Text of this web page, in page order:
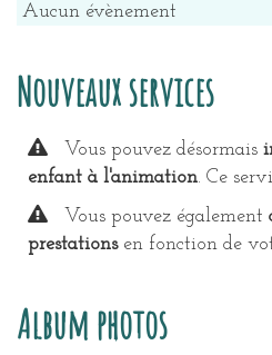
Aucun évènement
Nouveaux services
Vous pouvez désormais
enfant à l'animation. Ce
Vous pouvez également
prestationsen fonction de
Album photos